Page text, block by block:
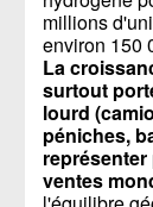
millions
environ 150
La
surtout
lourd
péniches,
représenter
ventes